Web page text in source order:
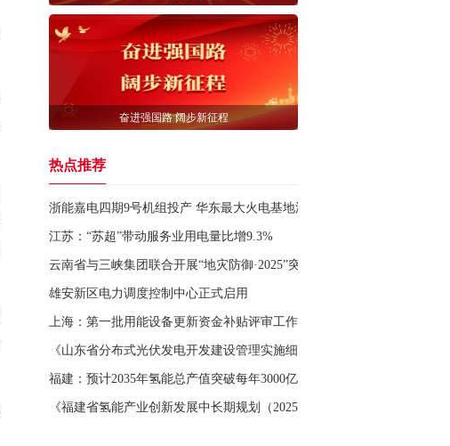
奋进强国路 阔步新征程
热点推荐
浙能嘉电四期9号机组投产 华东最大火电基地添重器
江苏：“苏超”带动服务业用电量比增9.3%
云南省与三峡集团联合开展“地灾防御·2025”突发地质灾害应急演练
雄安新区电力调度控制中心正式启用
上海：第一批用能设备更新资金补贴评审工作已启动
《山东省分布式光伏发电开发建设管理实施细则》印发
福建：预计2035年氢能总产值突破每年3000亿元
《福建省氢能产业创新发展中长期规划（2025—2035年）》印发